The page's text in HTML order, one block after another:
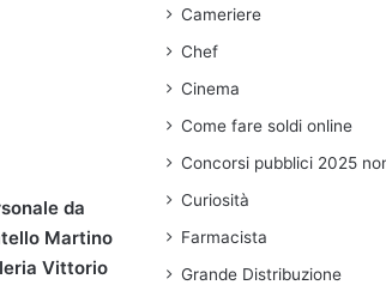
da
Martino
Vittorio
Cameriere
Chef
Cinema
Come fare soldi online
Concorsi pubblici 2025
Curiosità
Farmacista
Grande Distribuzione